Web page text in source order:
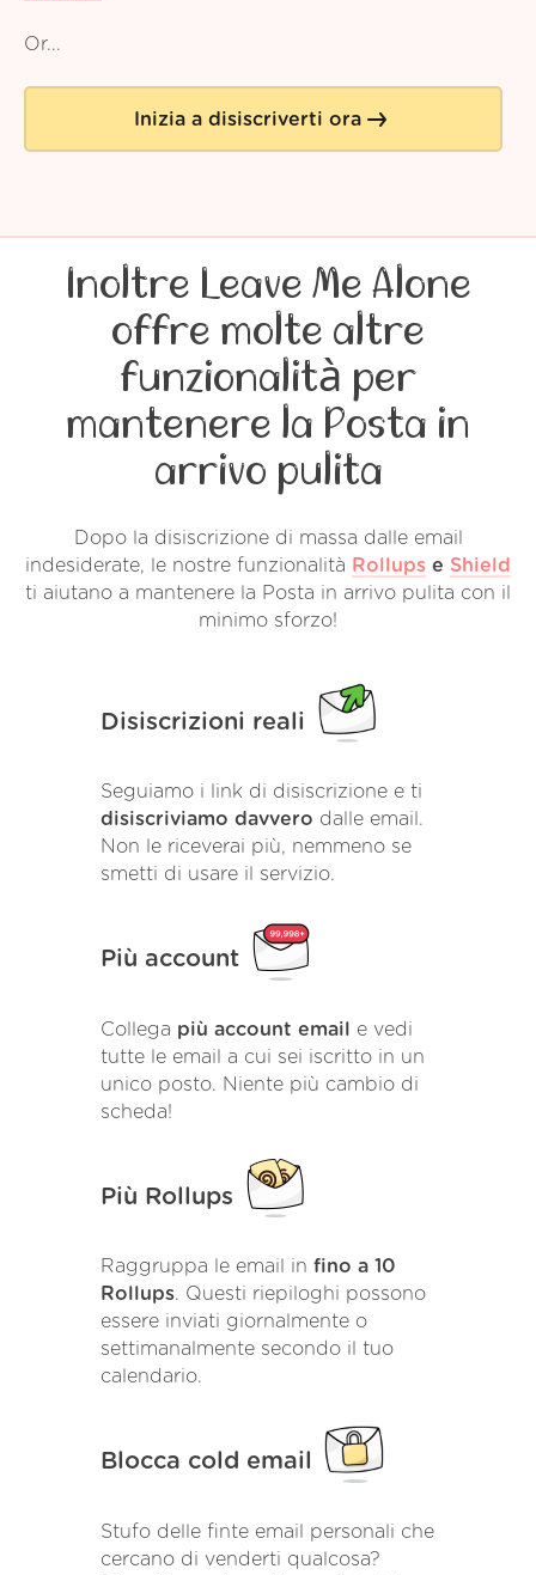
Or...
Inizia a disiscriverti ora
Inoltre Leave Me Alone
offre molte altre
funzionalità per
mantenere la Posta in
arrivo pulita
Dopo la disiscrizione di massa dalle email
indesiderate, le nostre funzionalità Rollups e Shield
ti aiutano a mantenere la Posta in arrivo pulita con il
minimo sforzo!
Disiscrizioni reali
Seguiamo i link di disiscrizione e ti
disiscriviamo davvero dalle email.
Non le riceverai più, nemmeno se
smetti di usare il servizio.
Più account
Collega più account email
e vedi
tutte le email a cui sei iscritto in un
unico posto. Niente più cambio di
scheda!
Più Rollups
Raggruppa le email in fino a 10
Rollups. Questi riepiloghi possono
essere inviati giornalmente o
settimanalmente secondo il tuo
calendario.
Blocca cold email
Stufo delle finte email personali che
cercano di venderti qualcosa?